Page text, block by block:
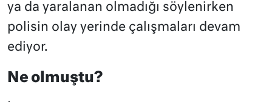
ya da yaralanan olmadığı söylenirken
polisin olay yerinde çalışmaları devam
ediyor.
Ne olmuştu?